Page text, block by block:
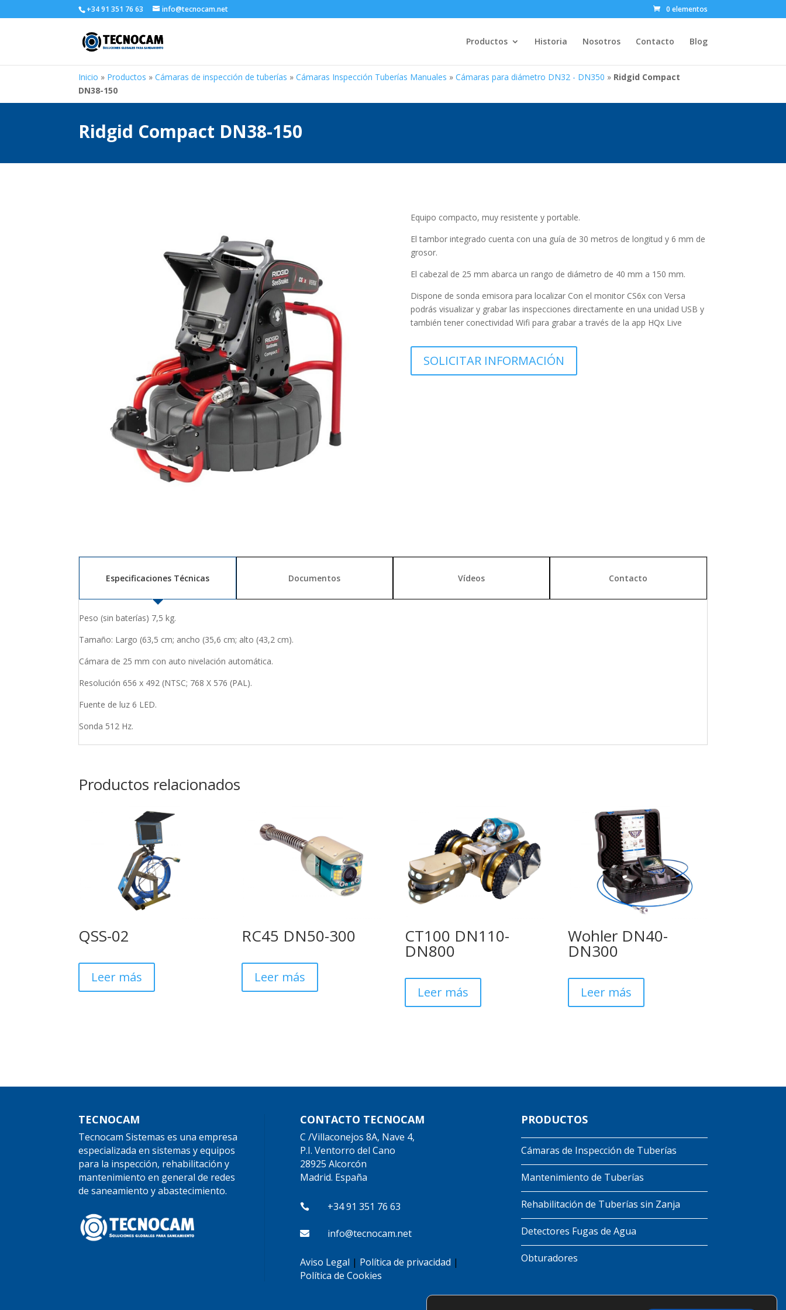
+34 91 351 76 63 info@tecnocam.net 0 elementos
Productos Historia Nosotros Contacto Blog
Inicio » Productos »Cámaras de inspección de tuberías »Cámaras Inspección Tuberías Manuales »Cámaras para diámetro DN32 - DN350 » Ridgid Compact
DN38-150
Ridgid Compact DN38-150
Equipo compacto, muy resistente y portable.
El tambor integrado cuenta con una guía de 30 metros de longitud y 6 mm de
grosor.
El cabezal de 25 mm abarca un rango de diámetro de 40 mm a 150 mm.
Dispone de sonda emisora para localizar Con el monitor CS6x con Versa
podrás visualizar y grabar las inspecciones directamente en una unidad USB y
también tener conectividad Wifi para grabar a través de la app HQx Live
SOLICITAR INFORMACIÓN
Especificaciones Técnicas Documentos Vídeos Contacto
Peso (sin baterías) 7,5 kg.
Tamaño: Largo (63,5 cm; ancho (35,6 cm; alto (43,2 cm).
Cámara de 25 mm con auto nivelación automática.
Resolución 656 x 492 (NTSC; 768 X 576 (PAL).
Fuente de luz 6 LED.
Sonda 512 Hz.
Productos relacionados
QSS-02
Leer más
RC45 DN50-300
Leer más
CT100 DN110-
DN800
Leer más
Wohler DN40-
DN300
Leer más
TECNOCAM
Tecnocam Sistemas es una empresa
especializada en sistemas y equipos
para la inspección, rehabilitación y
mantenimiento en general de redes
de saneamiento y abastecimiento.
CONTACTO TECNOCAM
C /Villaconejos 8A, Nave 4,
P.I. Ventorro del Cano
28925 Alcorcón
Madrid. España
 +34 91 351 76 63
 info@tecnocam.net
Aviso Legal | Política de privacidad |
Política de Cookies
PRODUCTOS
Cámaras de Inspección de Tuberías
Mantenimiento de Tuberías
Rehabilitación de Tuberías sin Zanja
Detectores Fugas de Agua
Obturadores